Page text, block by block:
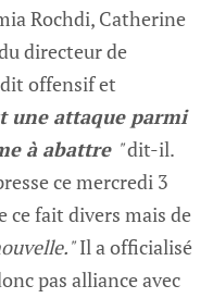
Rochdi, Catherine
directeur de
offensif et
une attaque parmi
à abattre "dit-il.
ce mercredi 3
ce fait divers mais de
Il a officialisé
pas alliance avec